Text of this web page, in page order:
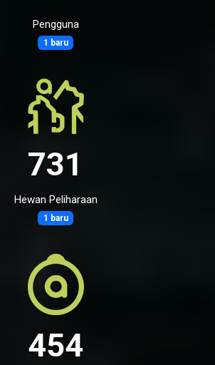
Pengguna
1 baru
731
Hewan Peliharaan
1 baru
454